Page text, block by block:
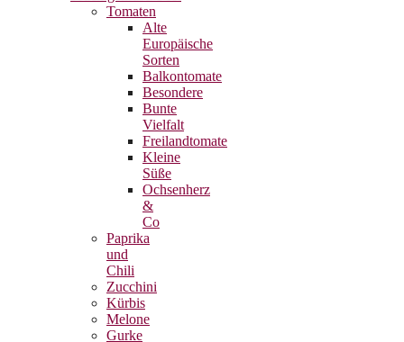
Tomaten
Alte
Europäische
Sorten
Balkontomate
Besondere
Bunte
Vielfalt
Freilandtomate
Kleine
Süße
Ochsenherz
&
Co
Paprika
und
Chili
Zucchini
Kürbis
Melone
Gurke